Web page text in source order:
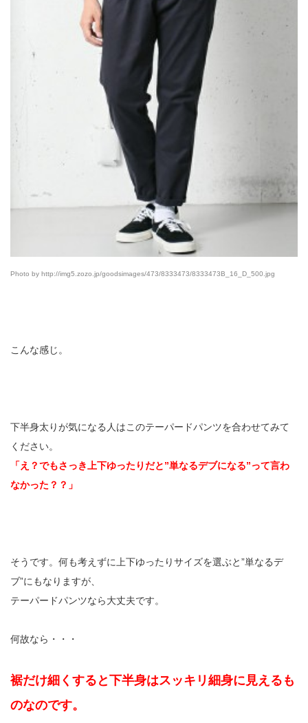
Photo by http://img5.zozo.jp/goodsimages/473/8333473/8333473B_16_D_500.jpg
こんな感じ。
下半身太りが気になる人はこのテーパードパンツを合わせてみて
ください。
「え？でもさっき上下ゆったりだと”単なるデブになる”って言わ
なかった？？」
そうです。何も考えずに上下ゆったりサイズを選ぶと”単なるデ
ブ”にもなりますが、
テーパードパンツなら大丈夫です。
何故なら・・・
裾だけ細くすると下半身はスッキリ細身に見えるも
のなのです。